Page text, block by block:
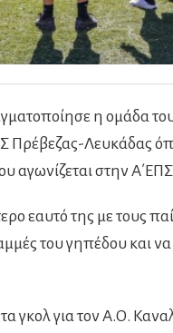
η ομάδα
Πρέβεζας-Λευκάδας
αγωνίζεται στην
εαυτό της με τους
του γηπέδου και
γκολ για τον Α.Ο.